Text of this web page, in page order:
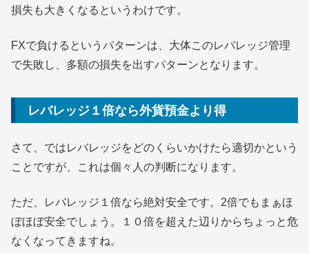
損失も大きくなるというわけです。
FXで負けるというパターンは、大体このレバレッジ管理
で失敗し、多額の損失を出すパターンとなります。
レバレッジ１倍なら外貨預金より得
さて、ではレバレッジをどのくらいかけたら適切かという
ことですが、これは個々人の判断になります。
ただ、レバレッジ１倍なら絶対安全です。2倍でもまぁほ
ぼほぼ安全でしょう。１０倍を超えた辺りからちょっと危
なくなってきますね。